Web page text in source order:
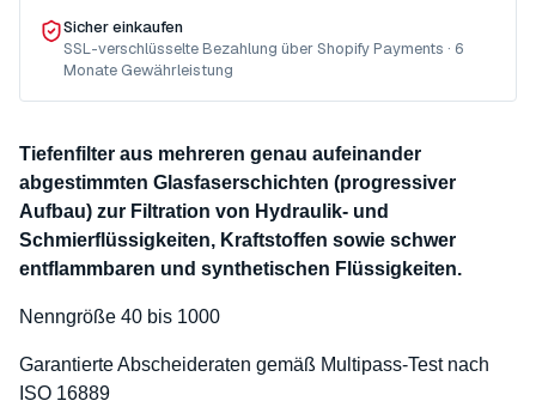
Sicher einkaufen
SSL-verschlüsselte Bezahlung über Shopify Payments · 6
Monate Gewährleistung
Tiefenfilter aus mehreren genau aufeinander
abgestimmten Glasfaserschichten (progressiver
Aufbau) zur Filtration von Hydraulik- und
Schmierflüssigkeiten, Kraftstoffen sowie schwer
entflammbaren und synthetischen Flüssigkeiten.
Nenngröße 40 bis 1000
Garantierte Abscheideraten gemäß Multipass-Test nach
ISO 16889